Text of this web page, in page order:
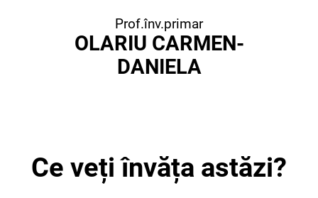
Prof.înv.primar
OLARIU CARMEN-
DANIELA
Ce veți învăța astăzi?